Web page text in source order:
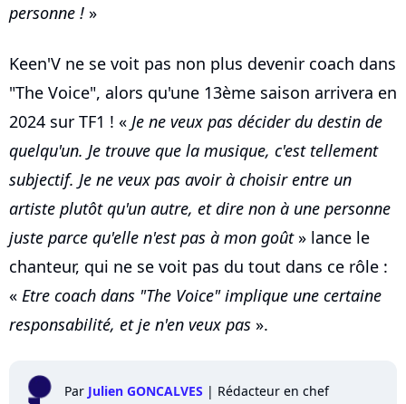
personne ! »
Keen'V ne se voit pas non plus devenir coach dans
"The Voice", alors qu'une 13ème saison arrivera en
2024 sur TF1 ! « Je ne veux pas décider du destin de
quelqu'un. Je trouve que la musique, c'est tellement
subjectif. Je ne veux pas avoir à choisir entre un
artiste plutôt qu'un autre, et dire non à une personne
juste parce qu'elle n'est pas à mon goût» lance le
chanteur, qui ne se voit pas du tout dans ce rôle :
« Etre coach dans "The Voice" implique une certaine
responsabilité, et je n'en veux pas ».
Par Julien GONCALVES | Rédacteur en chef